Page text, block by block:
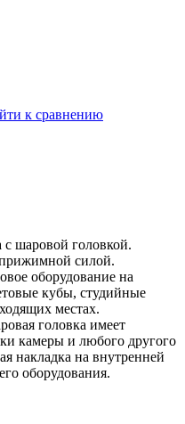
к сравнению
шаровой головкой.
силой.
оборудование на
кубы, студийные
местах.
головка имеет
камеры и любого другого
накладка на внутренней
оборудования.